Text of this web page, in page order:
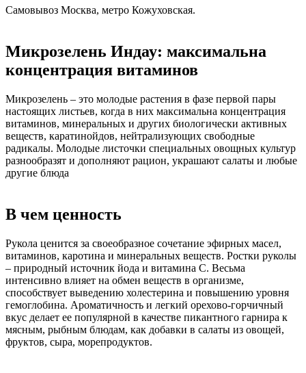
Самовывоз Москва, метро Кожуховская.
Микрозелень Индау: максимальна
концентрация витаминов
Микрозелень – это молодые растения в фазе первой пары
настоящих листьев, когда в них максимальна концентрация
витаминов, минеральных и других биологически активных
веществ, каратинойдов, нейтрализующих свободные
радикалы. Молодые листочки специальных овощных культур
разнообразят и дополняют рацион, украшают салаты и любые
другие блюда
В чем ценность
Рукола ценится за своеобразное сочетание эфирных масел,
витаминов, каротина и минеральных веществ. Ростки руколы
– природный источник йода и витамина С. Весьма
интенсивно влияет на обмен веществ в организме,
способствует выведению холестерина и повышению уровня
гемоглобина. Ароматичность и легкий орехово-горчичный
вкус делает ее популярной в качестве пикантного гарнира к
мясным, рыбным блюдам, как добавки в салаты из овощей,
фруктов, сыра, морепродуктов.